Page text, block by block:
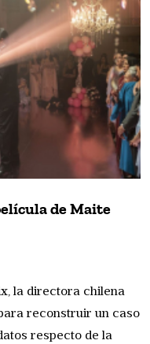
de Maite
la directora chilena
reconstruir un caso
respecto de la